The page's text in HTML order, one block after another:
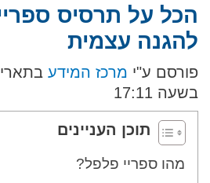
הכל על תרסיס
להגנה עצמית
פורסם ע"י מרכז המידע
בשעה 17:11
תוכן העניינים
מהו ספריי פלפל?